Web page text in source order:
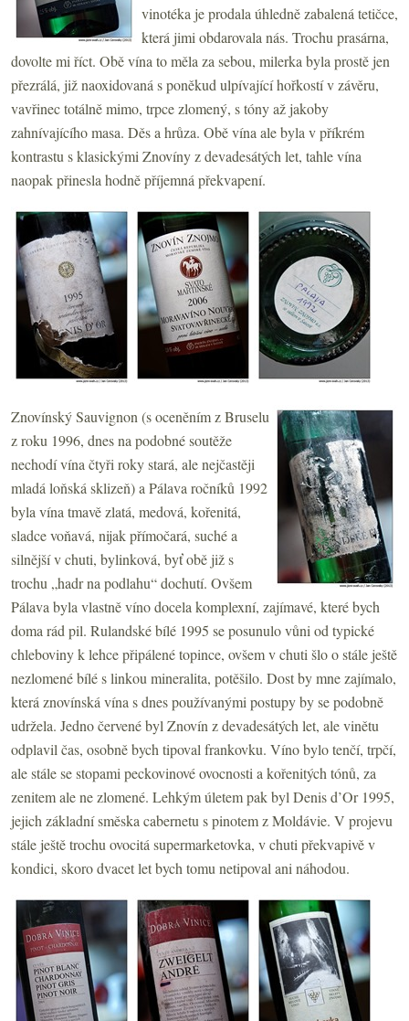
vinotéka je prodala úhledně zabalená tetičce,
která jimi obdarovala nás. Trochu prasárna,
dovolte mi říct. Obě vína to měla za sebou, milerka byla prostě jen
přezrálá, již naoxidovaná s poněkud ulpívající hořkostí v závěru,
vavřinec totálně mimo, trpce zlomený, s tóny až jakoby
zahnívajícího masa. Děs a hrůza. Obě vína ale byla v příkrém
kontrastu s klasickými Znovíny z devadesátých let, tahle vína
naopak přinesla hodně příjemná překvapení.
Znovínský Sauvignon (s oceněním z Bruselu
z roku 1996, dnes na podobné soutěže
nechodí vína čtyři roky stará, ale nejčastěji
mladá loňská sklizeň) a Pálava ročníků 1992
byla vína tmavě zlatá, medová, kořenitá,
sladce voňavá, nijak přímočará, suché a
silnější v chuti, bylinková, byť obě již s
trochu „hadr na podlahu“ dochutí. Ovšem
Pálava byla vlastně víno docela komplexní, zajímavé, které bych
doma rád pil. Rulandské bílé 1995 se posunulo vůni od typické
chleboviny k lehce připálené topince, ovšem v chuti šlo o stále ještě
nezlomené bílé s linkou mineralita, potěšilo. Dost by mne zajímalo,
která znovínská vína s dnes používanými postupy by se podobně
udržela. Jedno červené byl Znovín z devadesátých let, ale vinětu
odplavil čas, osobně bych tipoval frankovku. Víno bylo tenčí, trpčí,
ale stále se stopami peckovinové ovocnosti a kořenitých tónů, za
zenitem ale ne zlomené. Lehkým úletem pak byl Denis d’Or 1995,
jejich základní směska cabernetu s pinotem z Moldávie. V projevu
stále ještě trochu ovocitá supermarketovka, v chuti překvapivě v
kondici, skoro dvacet let bych tomu netipoval ani náhodou.